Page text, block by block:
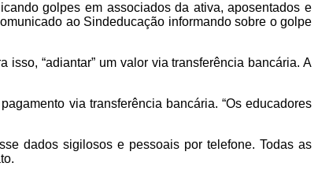
golpes em associados da ativa, aposentados e
ao Sindeducação informando sobre o golpe
“adiantar” um valor via transferência bancária. A
via transferência bancária. “Os educadores
dados sigilosos e pessoais por telefone. Todas as